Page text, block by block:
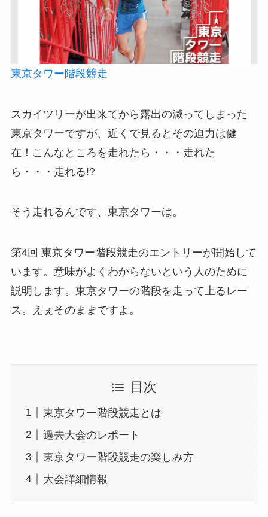
東京タワー階段競走
スカイツリーが出来てから露出の減ってしまった
東京タワーですが、近くで見るとその迫力は健
在！こんなところを走れたら・・・走れた
ら・・・走れる!?
そう走れるんです、東京タワーは。
第4回 東京タワー階段競走のエントリーが開始して
います。意味がよくわからないという人のために
説明します。東京タワーの階段を走って上るレー
ス。えぇそのままですよ。
目次
東京タワー階段競走とは
過去大会のレポート
東京タワー階段競走の楽しみ方
大会詳細情報